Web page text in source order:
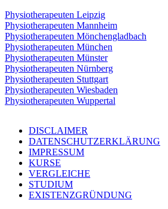
Physiotherapeuten Leipzig
Physiotherapeuten Mannheim
Physiotherapeuten Mönchengladbach
Physiotherapeuten München
Physiotherapeuten Münster
Physiotherapeuten Nürnberg
Physiotherapeuten Stuttgart
Physiotherapeuten Wiesbaden
Physiotherapeuten Wuppertal
DISCLAIMER
DATENSCHUTZERKLÄRUNG
IMPRESSUM
KURSE
VERGLEICHE
STUDIUM
EXISTENZGRÜNDUNG